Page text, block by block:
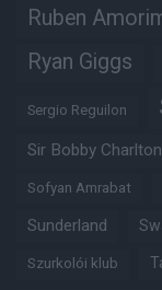
Ruben
Ryan Giggs
Sergio Reguilon
Sir Bobby Charlton
Sofyan Amrabat
Sunderland
Szurkolói klub